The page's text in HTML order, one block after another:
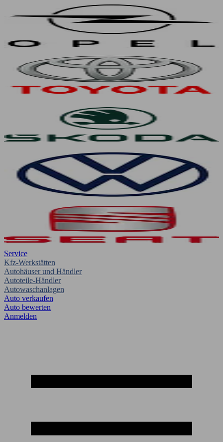
Service
Kfz-Werkstätten
Autohäuser und Händler
Autoteile-Händler
Autowaschanlagen
Auto verkaufen
Auto bewerten
Anmelden